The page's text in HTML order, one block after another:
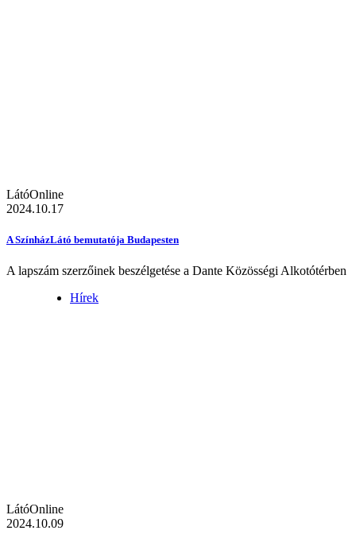
LátóOnline
2024.10.17
A SzínházLátó bemutatója Budapesten
A lapszám szerzőinek beszélgetése a Dante Közösségi Alkotótérben
Hírek
LátóOnline
2024.10.09